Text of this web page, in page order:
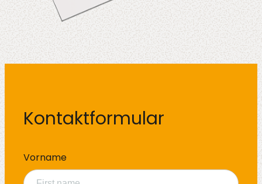
Kontaktformular
Name*
Vorname